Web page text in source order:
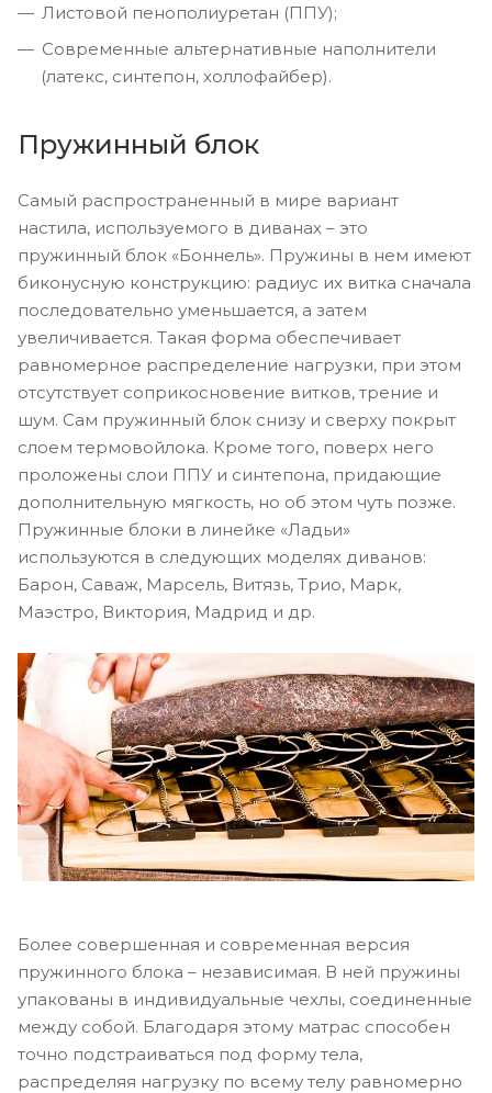
Листовой пенополиуретан (ППУ);
Современные альтернативные наполнители
(латекс, синтепон, холлофайбер).
Пружинный блок
Самый распространенный в мире вариант
настила, используемого в диванах – это
пружинный блок «Боннель». Пружины в нем имеют
биконусную конструкцию: радиус их витка сначала
последовательно уменьшается, а затем
увеличивается. Такая форма обеспечивает
равномерное распределение нагрузки, при этом
отсутствует соприкосновение витков, трение и
шум. Сам пружинный блок снизу и сверху покрыт
слоем термовойлока. Кроме того, поверх него
проложены слои ППУ и синтепона, придающие
дополнительную мягкость, но об этом чуть позже.
Пружинные блоки в линейке «Ладьи»
используются в следующих моделях диванов:
Барон, Саваж, Марсель, Витязь, Трио, Марк,
Маэстро, Виктория, Мадрид и др.
Более совершенная и современная версия
пружинного блока – независимая. В ней пружины
упакованы в индивидуальные чехлы, соединенные
между собой. Благодаря этому матрас способен
точно подстраиваться под форму тела,
распределяя нагрузку по всему телу равномерно